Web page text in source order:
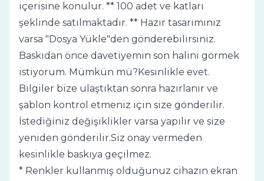
içerisine konulur. ** 100 adet ve katları
şeklinde satılmaktadır. ** Hazır tasarımınız
varsa "Dosya Yükle"den gönderebilirsiniz.
Baskıdan önce davetiyemin son halini görmek
istiyorum. Mümkün mü?Kesinlikle evet.
Bilgiler bize ulaştıktan sonra hazırlanır ve
şablon kontrol etmeniz için size gönderilir.
İstediğiniz değişiklikler varsa yapılır ve size
yeniden gönderilir.Siz onay vermeden
kesinlikle baskıya geçilmez.
* Renkler kullanmış olduğunuz cihazın ekran